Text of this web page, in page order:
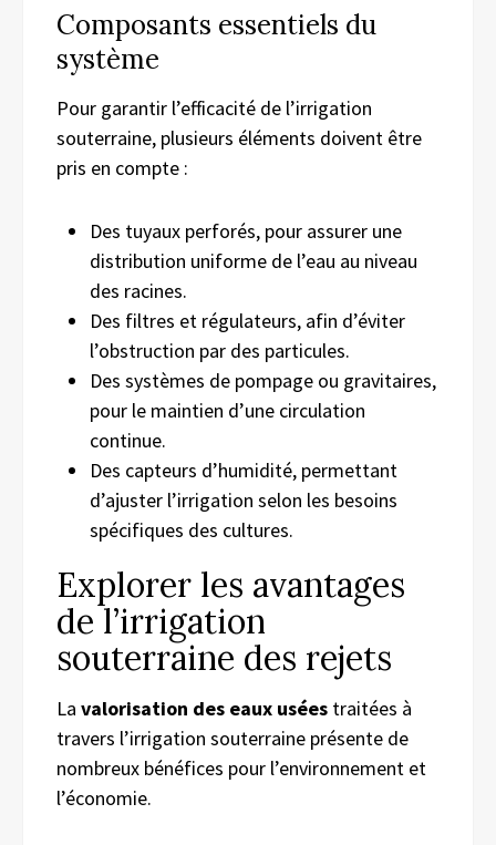
Composants essentiels du
système
Pour garantir l’efficacité de l’irrigation
souterraine, plusieurs éléments doivent être
pris en compte :
Des tuyaux perforés, pour assurer une
distribution uniforme de l’eau au niveau
des racines.
Des filtres et régulateurs, afin d’éviter
l’obstruction par des particules.
Des systèmes de pompage ou gravitaires,
pour le maintien d’une circulation
continue.
Des capteurs d’humidité, permettant
d’ajuster l’irrigation selon les besoins
spécifiques des cultures.
Explorer les avantages
de l’irrigation
souterraine des rejets
La valorisation des eaux usées traitées à
travers l’irrigation souterraine présente de
nombreux bénéfices pour l’environnement et
l’économie.